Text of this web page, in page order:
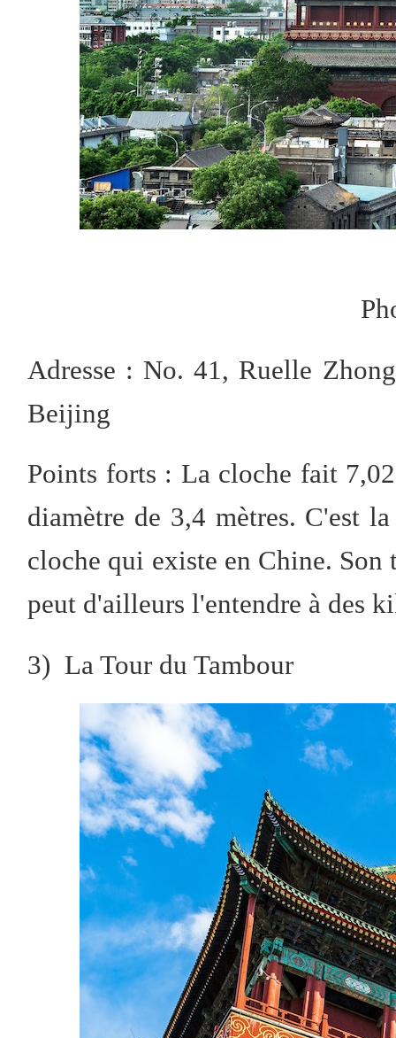
Adresse : No. 41, Ruelle
Beijing
Points forts : La cloche fait
diamètre de 3,4 mètres. C'est
cloche qui existe en Chine. Son
peut d'ailleurs l'entendre à des
3) La Tour du Tambour